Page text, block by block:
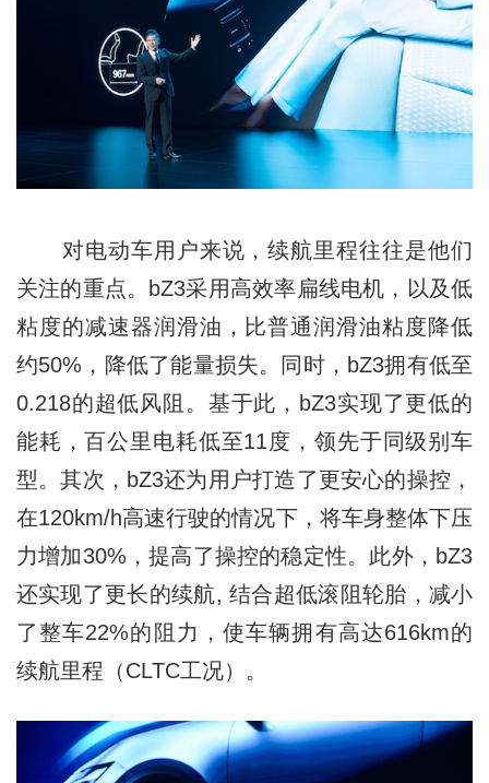
对电动⻋⽤户来说，续航⾥程往往是他们
关注的重点。bZ3采⽤高效率扁线电机，以及低
粘度的减速器润滑油，比普通润滑油粘度降低
约50%，降低了能量损失。同时，bZ3拥有低至
0.218的超低风阻。基于此，bZ3实现了更低的
能耗，百公里电耗低至11度，领先于同级别车
型。其次，bZ3还为用户打造了更安心的操控，
在120km/h高速行驶的情况下，将车身整体下压
力增加30%，提高了操控的稳定性。此外，bZ3
还实现了更长的续航, 结合超低滚阻轮胎，减小
了整车22%的阻力，使车辆拥有高达616km的
续航⾥程（CLTC工况）。